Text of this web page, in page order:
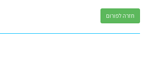
חזרה לפורום